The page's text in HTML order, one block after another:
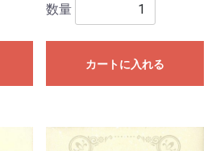
数量
カートに入れる